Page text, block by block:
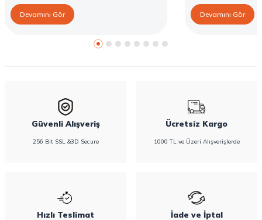
farklı seçenekler, farklı ihtiyaçlara yönelik
koruma sunar. Doğru ped seçimi gün boyu
rehberde hijyenik ped çeşitleri, seçim kriterleri
Devamını Gör
yöntemlerini ve
karşı destekleyici
Devamını Gör
Güvenli Alışveriş
256 Bit SSL &3D Secure
Ücretsiz Kargo
1000 TL ve Üzeri Alışverişlerde
Hızlı Teslimat İade ve İptal